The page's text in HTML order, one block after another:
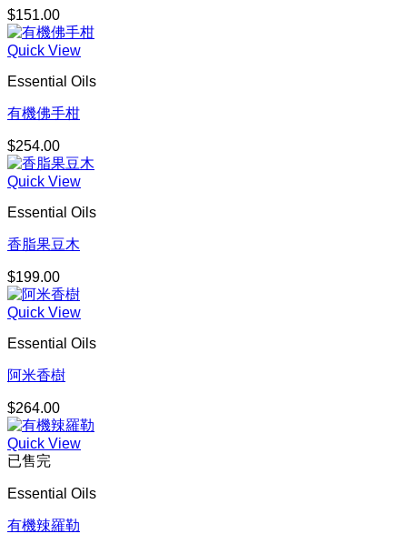
$151.00
Quick View
Essential Oils
有機佛手柑
$254.00
Quick View
Essential Oils
香脂果豆木
$199.00
Quick View
Essential Oils
阿米香樹
$264.00
Quick View
已售完
Essential Oils
有機辣羅勒